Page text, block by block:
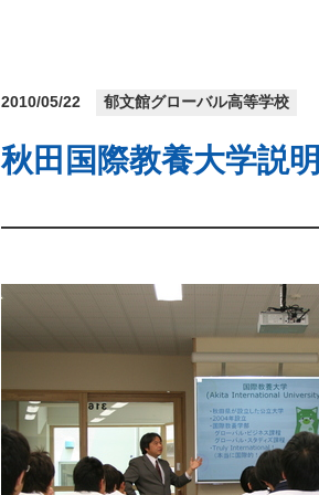
2010/05/22 郁文館グローバル高等学校
秋田国際教養大学説